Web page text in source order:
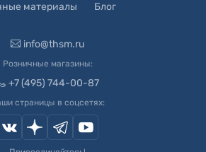
материалы Блог
info@thsm.ru
Розничные магазины:
+7 (495) 744-00-87
страницы в соцсетях: